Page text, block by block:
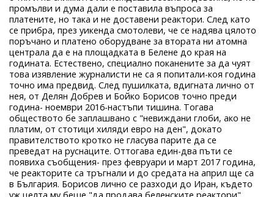
промълви и дума дали е поставила въпроса за
платените, но така и не доставени реактори. След като
се прибра, през уикенда смотолеви, че се надява цялото
поръчано и платено оборудване за втората ни атомна
централа да е на площадката в Белене до края на
годината. Естествено, специално поканените за да чуят
това изявление журналисти не са я попитали-коя година
точно има предвид. След пушилката, вдигната лично от
нея, от Делян Добрев и Бойко Борисов точно преди
година- ноември 2016-настъпи тишина. Тогава
обществото бе заплашвано с "невиждани глоби, ако не
платим, от стотици хиляди евро на ден", докато
правителството кротко не гласува парите да се
преведат на руснаците. Оттогава един-два пъти се
появиха съобщения- през февруари и март 2017 година,
че реакторите са тръгнали и до средата на април ще са
в България. Борисов лично се разходи до Иран, където
уж целта му беше "да продава беленските реактори".